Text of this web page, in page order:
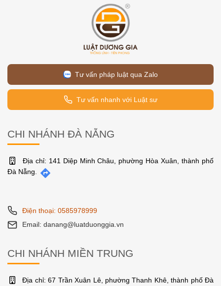
Tư vấn pháp luật qua Zalo
Tư vấn nhanh với Luật sư
CHI NHÁNH ĐÀ NẴNG
Địa chỉ: 141 Diệp Minh Châu, phường Hòa Xuân, thành phố
Đà Nẵng.
Điện thoại: 0585978999
Email: danang@luatduonggia.vn
CHI NHÁNH MIỀN TRUNG
Địa chỉ: 67 Trần Xuân Lê, phường Thanh Khê, thành phố Đà